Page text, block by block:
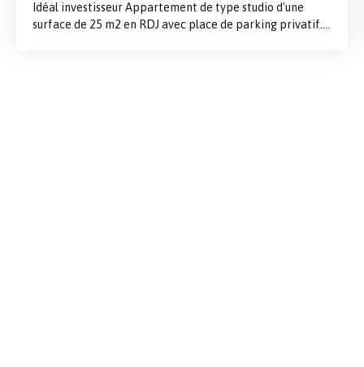
Idéal investisseur Appartement de type studio d'une
surface de 25 m2 en RDJ avec place de parking privatif.